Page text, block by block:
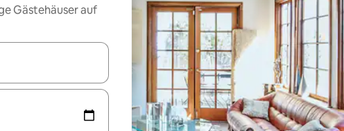
Gästehäuser auf
navigiere mit den Pfeiltasten nach oben und unten oder erkunde die